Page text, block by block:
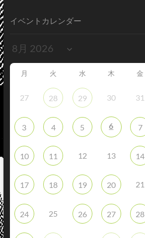
イベントカレンダー
月 火 水 木 金
27 28 29 30 31
3 4 5 6 7
10 11 12 13 14
17 18 19 20 21
24 25 26 27 28